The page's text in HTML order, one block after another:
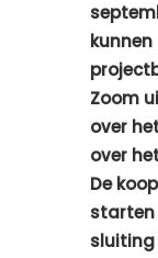
Zoom
over
over
De
starten
sluiting